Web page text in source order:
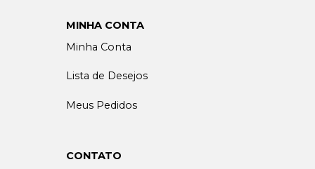
MINHA CONTA
Minha Conta
Lista de Desejos
Meus Pedidos
CONTATO